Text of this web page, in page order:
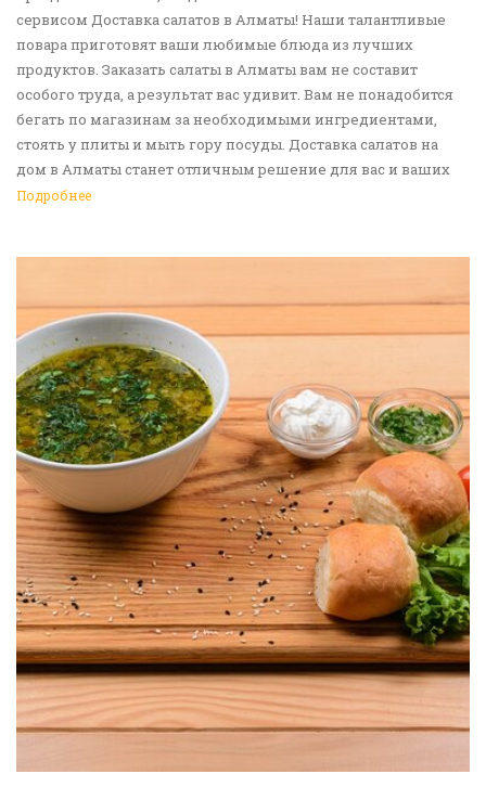
сервисом Доставка салатов в Алматы! Наши талантливые
повара приготовят ваши любимые блюда из лучших
продуктов. Заказать салаты в Алматы вам не составит
особого труда, а результат вас удивит. Вам не понадобится
бегать по магазинам за необходимыми ингредиентами,
стоять у плиты и мыть гору посуды. Доставка салатов на
дом в Алматы станет отличным решение для вас и ваших
родных, друзей. Ведь мы сами берем все хлопоты в свои
Подробнее